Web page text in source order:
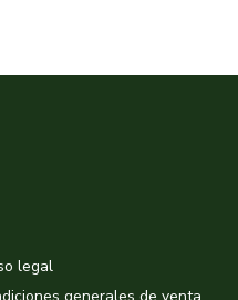
legal